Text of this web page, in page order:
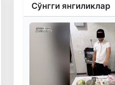
Сўнгги янгиликлар